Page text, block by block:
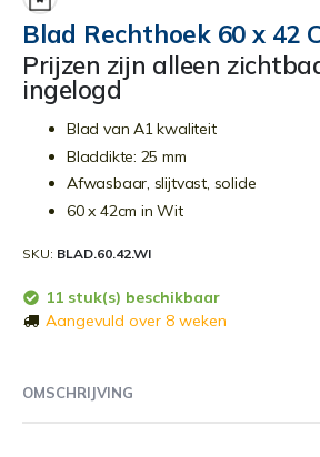
begin
van
de
afbeeldingen-
gallerij
Blad Rechthoek 60 x 42
Prijzen zijn alleen
ingelogd
Blad van A1 kwaliteit
Bladdikte: 25 mm
Afwasbaar, slijtvast, solide
60 x 42cm in Wit
SKU BLAD.60.42.WI
11 stuk(s) beschikbaar
Aangevuld over 8 weken
OMSCHRIJVING